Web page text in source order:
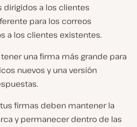
a los clientes
para los correos
a los clientes existentes.
una firma más grande para
nuevos y una versión
firmas deben mantener la
y permanecer dentro de las